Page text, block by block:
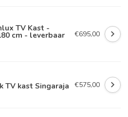
TV Kast -
cm - leverbaar €695,00
TV kast Singaraja €575,00